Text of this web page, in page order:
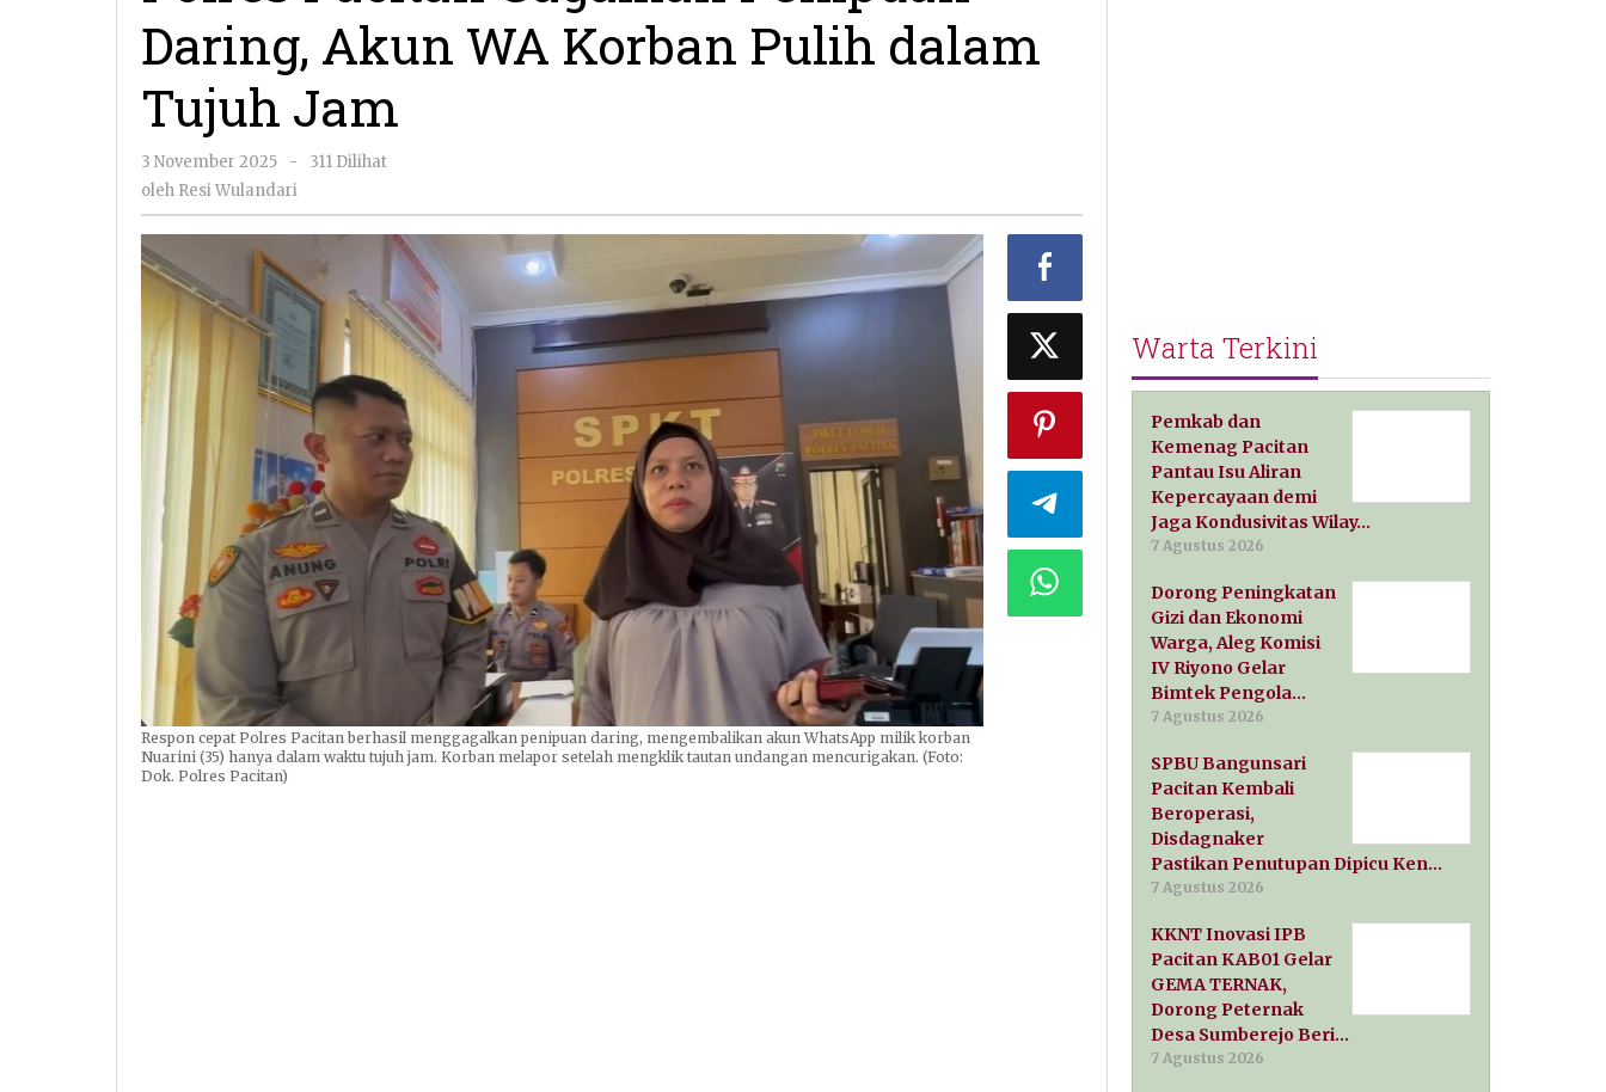
Korban
Daring, Akun WA Korban Pulih dalam
Tujuh Jam
3 November 2025
oleh
Resi
-
311 Dilihat
oleh Resi Wulandari
Respon cepat Polres Pacitan berhasil menggagalkan penipuan daring, mengembalikan akun WhatsApp milik korban
Nuarini (35) hanya dalam waktu tujuh jam. Korban melapor setelah mengklik tautan undangan mencurigakan. (Foto:
Dok. Polres Pacitan)
Warta Terkini
Pemkab dan
Kemenag Pacitan
Pantau Isu Aliran
Kepercayaan demi
Jaga Kondusivitas Wilay…
7 Agustus 2026
Dorong Peningkatan
Gizi dan Ekonomi
Warga, Aleg Komisi
IV Riyono Gelar
Bimtek Pengola…
7 Agustus 2026
SPBU Bangunsari
Pacitan Kembali
Beroperasi,
Disdagnaker
Pastikan Penutupan Dipicu Ken…
7 Agustus 2026
KKNT Inovasi IPB
Pacitan KAB01 Gelar
GEMA TERNAK,
Dorong Peternak
Desa Sumberejo Beri…
7 Agustus 2026